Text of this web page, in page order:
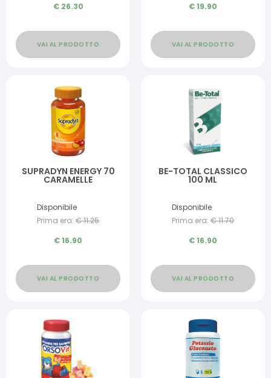
€ 26.30
VAI AL PRODOTTO
€19.90
VAI AL PRODOTTO
SUPRADYN ENERGY 70
CARAMELLE
Disponibile
Prima era: €11.25
€16.90
VAI AL PRODOTTO
BE-TOTAL CLASSICO
100 ML
Disponibile
Prima era: €11.70
€16.90
VAI AL PRODOTTO